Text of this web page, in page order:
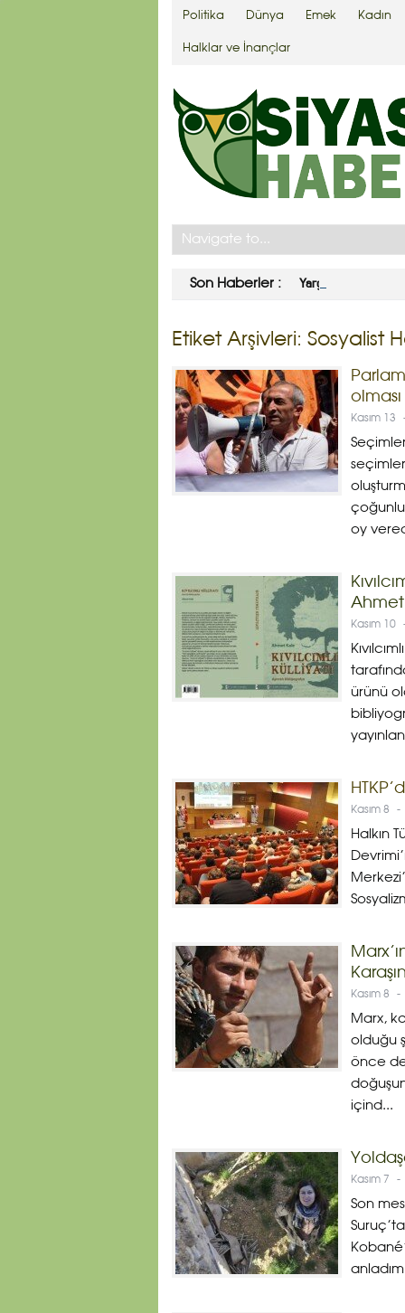
Politika Dünya Emek Kadın
Halklar ve İnançlar
Son Haberler : Yargıtay’dan Ahmet
Etiket Arşivleri: Sosyalist
Kasım 13
oy
Kasım 10
ürünü
Kasım 8 -
Halkın
Kasım 8 -
Marx,
olduğu
önce
içind...
Kasım 7 -
Son